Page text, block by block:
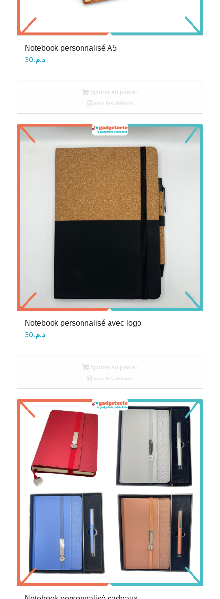
Notebook personnalisé A5
د.م.30
Ajouter au panier
Voir les détails
Notebook personnalisé avec logo
د.م.30
Ajouter au panier
Voir les détails